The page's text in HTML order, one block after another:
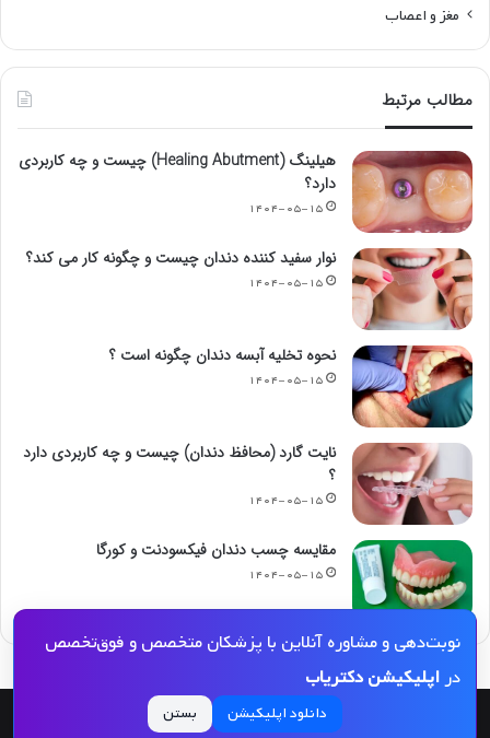
مغز و اعصاب
مطالب مرتبط
هیلینگ (Healing Abutment) چیست و چه کاربردی
دارد؟
۱۴۰۴-۰۵-۱۵
نوار سفید کننده دندان چیست و چگونه کار می کند؟
۱۴۰۴-۰۵-۱۵
نحوه تخلیه آبسه دندان چگونه است ؟
۱۴۰۴-۰۵-۱۵
نایت گارد (محافظ دندان) چیست و چه کاربردی دارد
؟
۱۴۰۴-۰۵-۱۵
مقایسه چسب دندان فیکسودنت و کورگا
۱۴۰۴-۰۵-۱۵
نوبت‌دهی و مشاوره آنلاین با پزشکان متخصص و فوق‌تخصص
دراپلیکیشن دکتریاب
دانلود اپلیکیشن بستن
© کپی رایت 2026, کلیه حقوق مادی و معنوی این مجله و کلیه خدمات آن محفوظ و متعلق